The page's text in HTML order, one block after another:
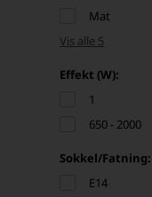
Mat
Vis alle 5
Effekt (W):
1
650 - 2000
Sokkel/Fatning:
E14